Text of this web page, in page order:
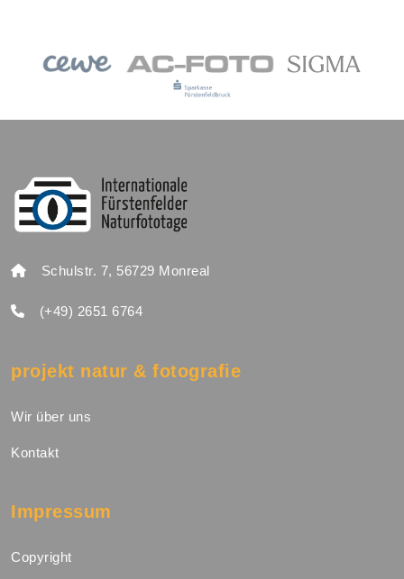
Schulstr. 7, 56729 Monreal
(+49) 2651 6764
projekt natur & fotografie
Wir über uns
Kontakt
Impressum
Copyright